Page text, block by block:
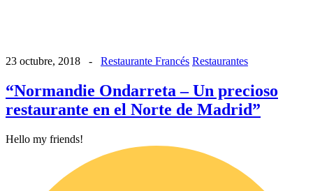
23 octubre, 2018 - Restaurante Francés Restaurantes
“Normandie Ondarreta – Un precioso
restaurante en el Norte de Madrid”
Hello my friends!